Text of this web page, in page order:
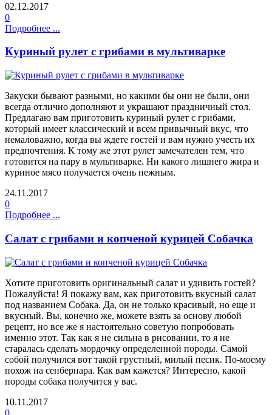
02.12.2017
0
Подробнее ...
Куриный рулет с грибами в мультиварке
Закуски бывают разными, но какими бы они не были, они
всегда отлично дополняют и украшают праздничный стол.
Предлагаю вам приготовить куриный рулет с грибами,
который имеет классический и всем привычный вкус, что
немаловажно, когда вы ждете гостей и вам нужно учесть их
предпочтения. К тому же этот рулет замечателен тем, что
готовится на пару в мультиварке. Ни какого лишнего жира и
куриное мясо получается очень нежным.
24.11.2017
0
Подробнее ...
Салат с грибами и копченой курицей Собачка
Хотите приготовить оригинальный салат и удивить гостей?
Пожалуйста! Я покажу вам, как приготовить вкусный салат
под названием Собака. Да, он не только красивый, но еще и
вкусный. Вы, конечно же, можете взять за основу любой
рецепт, но все же я настоятельно советую попробовать
именно этот. Так как я не сильна в рисовании, то я не
старалась сделать мордочку определенной породы. Самой
собой получился вот такой грустный, милый песик. По-моему
похож на сенбернара. Как вам кажется? Интересно, какой
породы собака получится у вас.
10.11.2017
0